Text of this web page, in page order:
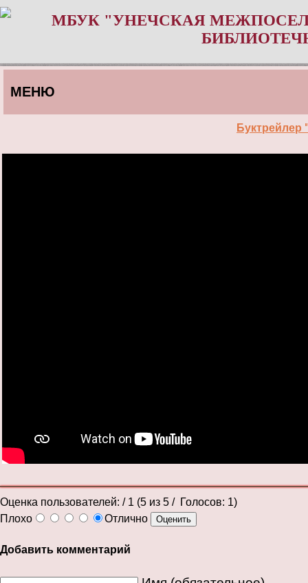
МБУК "УНЕЧСКАЯ
МЕНЮ
Буктрейлер
Оценка пользователей: / 1 (5 из 5 / Голосов: 1)
Плохо
Отлично
Добавить комментарий